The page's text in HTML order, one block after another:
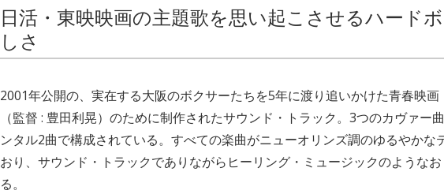
日活・東映映画の主題歌を思い起こさせるハード
しさ
2001年公開の、実在する大阪のボクサーたちを5年に渡り追いかけた青春映画
（監督 : 豊田利晃）のために制作されたサウンド・トラック。3つのカヴァー
ンタル2曲で構成されている。すべての楽曲がニューオリンズ調のゆるやかな
おり、サウンド・トラックでありながらヒーリング・ミュージックのような
る。